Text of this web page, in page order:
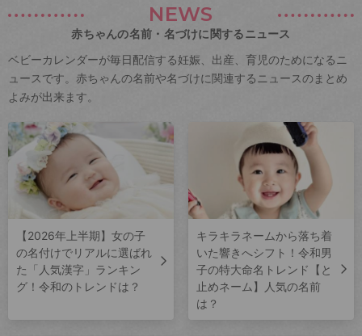
NEWS
赤ちゃんの名前・名づけに関するニュース
ベビーカレンダーが毎日配信する妊娠、出産、育児のためになるニ
ュースです。赤ちゃんの名前や名づけに関連するニュースのまとめ
よみが出来ます。
【2026年上半期】女の子
の名付けでリアルに選ばれ
た「人気漢字」ランキン
グ！令和のトレンドは？
キラキラネームから落ち着
いた響きへシフト！令和男
子の特大命名トレンド【と
止めネーム】人気の名前
は？